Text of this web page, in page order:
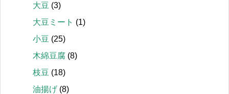
大豆 (3)
大豆ミート (1)
小豆 (25)
木綿豆腐 (8)
枝豆 (18)
油揚げ (8)